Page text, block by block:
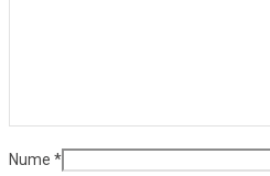
Nume *